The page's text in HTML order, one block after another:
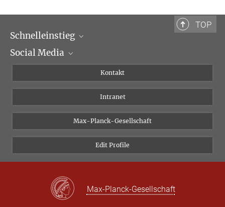
TOP
Schnelleinstieg
Wissenschaftliche Abteilungen
Social Media
Instagram
Bluesky
Vimeo
Newsletter
Kontakt
Intranet
Max-Planck-Gesellschaft
Edit Profile
Max-Planck-Gesellschaft